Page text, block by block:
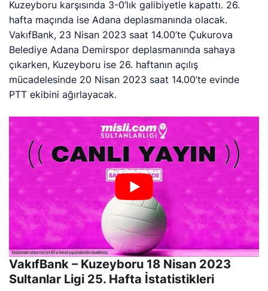
Kuzeyboru karşısında 3-0’lık galibiyetle kapattı. 26.
hafta maçında ise Adana deplasmanında olacak.
VakıfBank, 23 Nisan 2023 saat 14.00’te Çukurova
Belediye Adana Demirspor deplasmanında sahaya
çıkarken, Kuzeyboru ise 26. haftanın açılış
mücadelesinde 20 Nisan 2023 saat 14.00’te evinde
PTT ekibini ağırlayacak.
VakıfBank – Kuzeyboru 18 Nisan 2023
Sultanlar Ligi 25. Hafta İstatistikleri